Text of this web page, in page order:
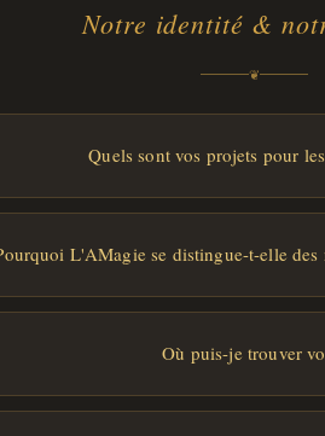
Notre identité &
❦
Quels sont vos projets pour
L'AMagie se distingue-t-elle des
Où puis-je trouver